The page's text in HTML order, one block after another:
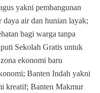
yakni pembangunan
daya air dan hunian layak;
bagi warga tanpa
Sekolah Gratis untuk
ekonomi baru
Banten Indah yakni
kreatif; Banten Makmur